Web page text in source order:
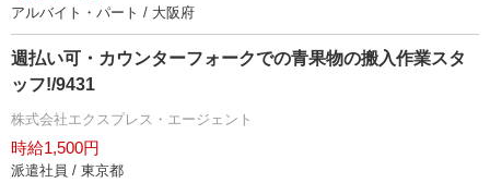
アルバイト・パート / 大阪府
週払い可・カウンターフォークでの青果物の搬入作業スタ
ッフ!/9431
株式会社エクスプレス・エージェント
時給1,500円
派遣社員 / 東京都